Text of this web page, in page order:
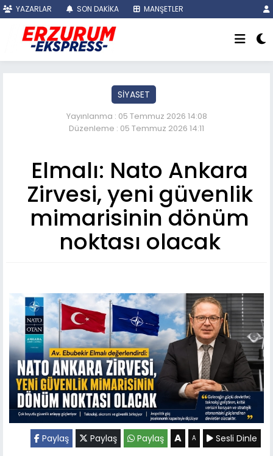
YAZARLAR SON DAKİKA MANŞETLER
SİYASET
Yayınlanma : 05 Temmuz 2026 14:08
Düzenleme : 05 Temmuz 2026 14:11
Elmalı: Nato Ankara
Zirvesi, yeni güvenlik
mimarisinin dönüm
noktası olacak
Paylaş Paylaş Paylaş A A
Sesli Dinle